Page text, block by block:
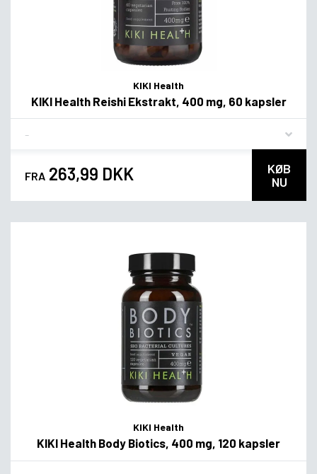
KIKI Health
KIKI Health Reishi Ekstrakt, 400 mg, 60 kapsler
FRA 263,99 DKK
KØB
NU
KIKI Health
KIKI Health Body Biotics, 400 mg, 120 kapsler